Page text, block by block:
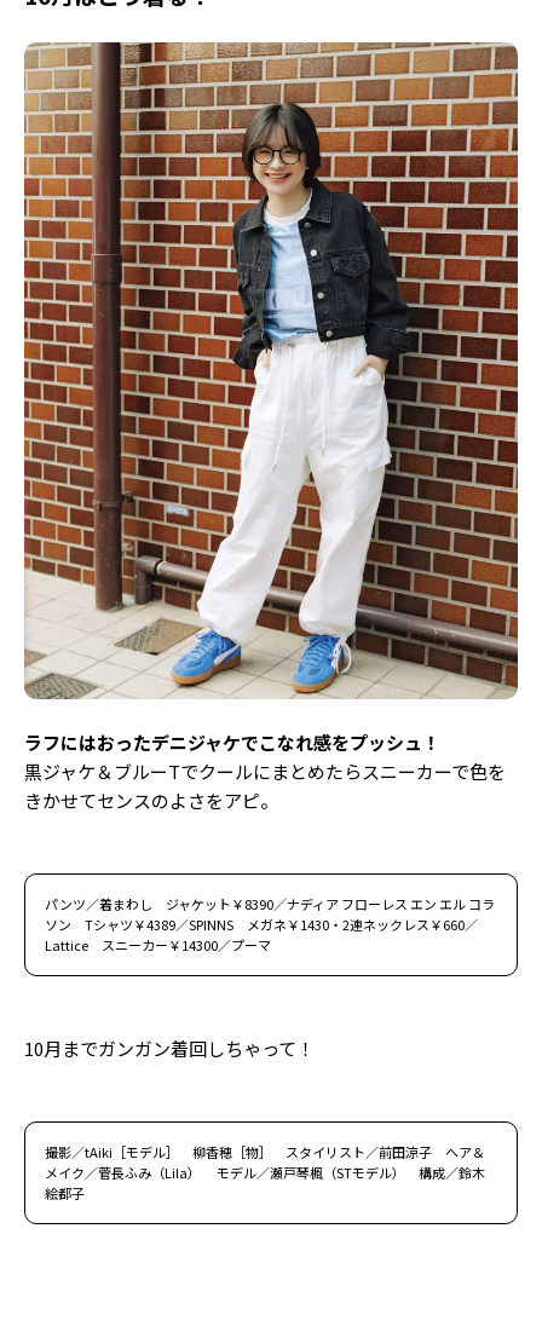
ラフにはおったデニジャケでこなれ感をプッシュ！
黒ジャケ＆ブルーTでクールにまとめたらスニーカーで色を
きかせてセンスのよさをアピ。
パンツ／着まわし ジャケット￥8390／ナディア フローレス エン エル コラ
ソン Tシャツ￥4389／SPINNS メガネ￥1430・2連ネックレス￥660／
Lattice スニーカー￥14300／プーマ
10月までガンガン着回しちゃって！
撮影／tAiki［モデル］ 柳香穂［物］ スタイリスト／前田涼子 ヘア＆
メイク／菅長ふみ（Lila） モデル／瀬戸琴楓（STモデル） 構成／鈴木
絵都子